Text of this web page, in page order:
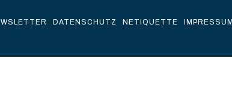
DATENSCHUTZ NETIQUETTE IMPRESSUM